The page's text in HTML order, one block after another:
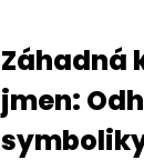
Záhadná
jmen: